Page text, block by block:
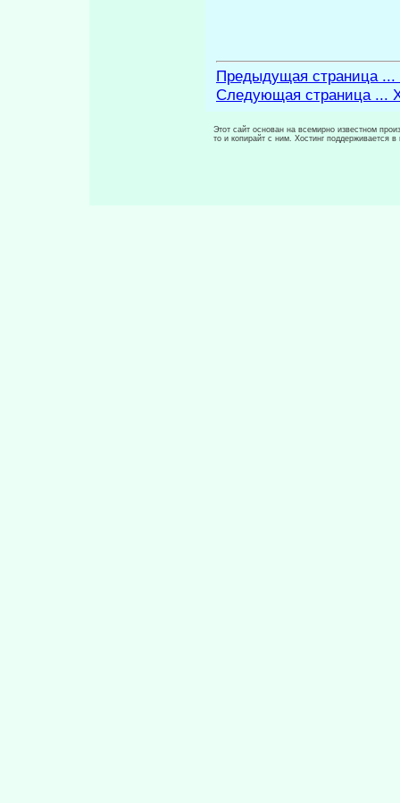
Предыдущая страница ...
Следующая страница ...
Этот сайт основан на всемирно известном
то и копирайт с ним. Хостинг поддерживается